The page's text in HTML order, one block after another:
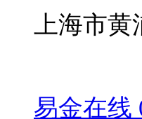
上海市黄
易金在线